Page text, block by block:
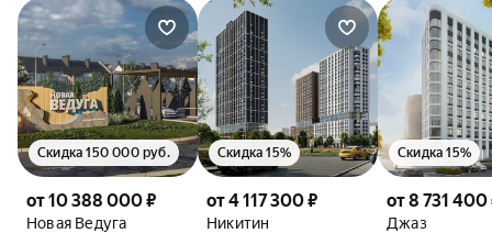
от 10 388 000 ₽
Новая Ведуга
Скидка 150 000 руб.
от 4 117 300 ₽
Никитин
Скидка 15%
от 8 731 400
Джаз
Скидка 15%